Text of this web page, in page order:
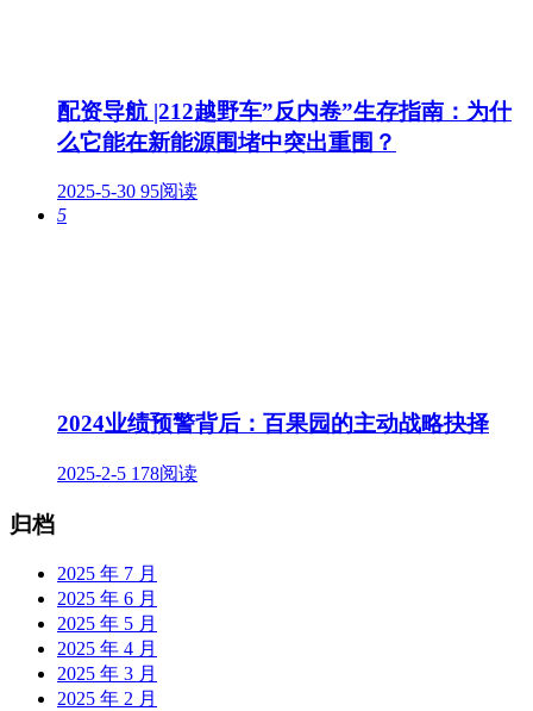
配资导航 |212越野车”反内卷”生存指南：为什
么它能在新能源围堵中突出重围？
2025-5-30 95阅读
5
2024业绩预警背后：百果园的主动战略抉择
2025-2-5 178阅读
归档
2025 年 7 月
2025 年 6 月
2025 年 5 月
2025 年 4 月
2025 年 3 月
2025 年 2 月